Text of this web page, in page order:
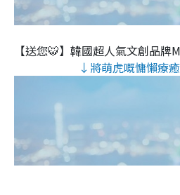
【送您🐯】韓國超人氣文創品牌
↓將萌虎嘅慵懶療